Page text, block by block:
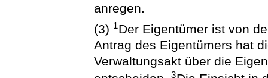
anregen.
(3) 1Der Eigentümer ist von
Antrag des Eigentümers hat
Verwaltungsakt über die
3